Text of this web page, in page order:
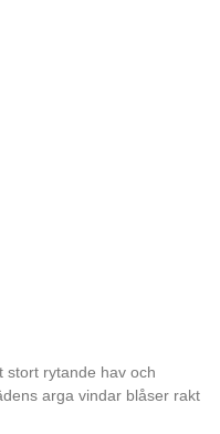
stort rytande hav och
arga vindar blåser rakt